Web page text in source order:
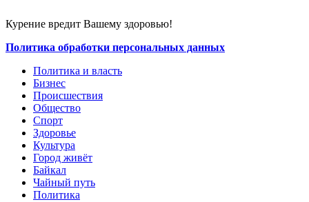
Курение вредит Вашему здоровью!
Политика обработки персональных данных
Политика и власть
Бизнес
Происшествия
Общество
Cпорт
Здоровье
Культура
Город живёт
Байкал
Чайный путь
Политика